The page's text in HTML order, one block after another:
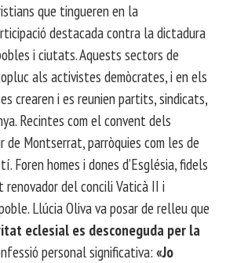
que tingueren en la
destacada contra la dictadura
i ciutats. Aquests sectors de
als activistes demòcrates, i en els
crearen i es reunien partits, sindicats,
Recintes com el convent dels
de Montserrat, parròquies com les de
Foren homes i dones d’Església, fidels
renovador del concili Vaticà II i
Llúcia Oliva va posar de relleu que
eclesial es desconeguda per la
personal significativa: «Jo